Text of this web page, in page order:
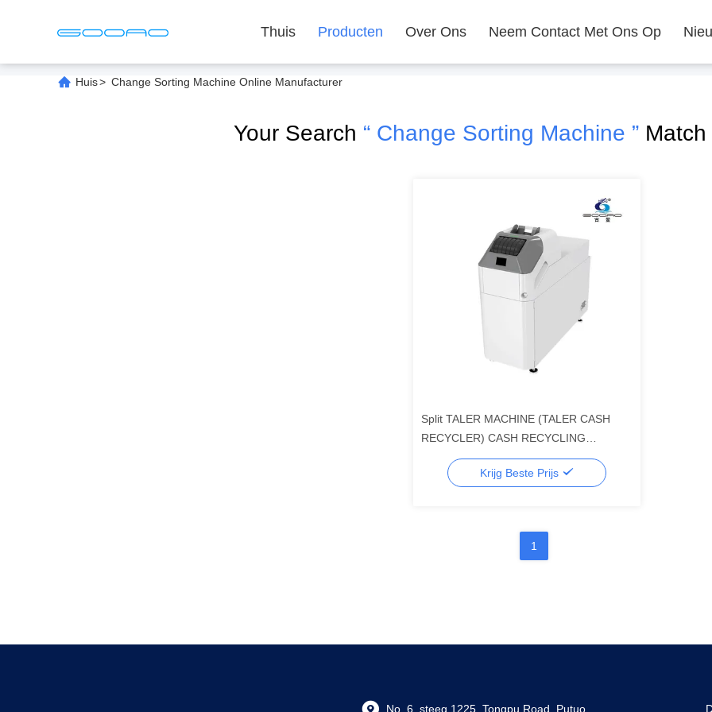
Thuis Producten Over Ons Neem Contact Met Ons Op
Huis> Change Sorting Machine Online Manufacturer
Your Search “ Change Sorting Machine ”Match
Split TALER MACHINE (TALER CASH
RECYCLER) CASH RECYCLING
MACHINE (Machine voor het
hergebruiken van contanten)
Krijg Beste Prijs
1
No. 6, steeg 1225, Tongpu Road, Putuo